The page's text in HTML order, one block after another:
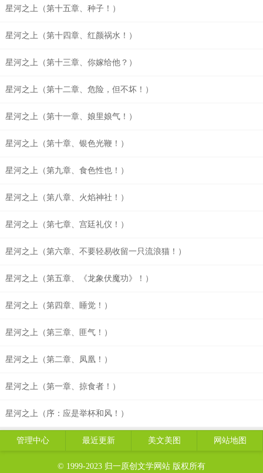
星河之上（第十五章、种子！）
星河之上（第十四章、红颜祸水！）
星河之上（第十三章、你嫁给他？）
星河之上（第十二章、危险，但不坏！）
星河之上（第十一章、娘里娘气！）
星河之上（第十章、银色光鞭！）
星河之上（第九章、食色性也！）
星河之上（第八章、火焰神社！）
星河之上（第七章、宫廷礼仪！）
星河之上（第六章、不要轻易收留一只流浪猫！）
星河之上（第五章、《龙象伏魔功》！）
星河之上（第四章、睡觉！）
星河之上（第三章、匪气！）
星河之上（第二章、凤凰！）
星河之上（第一章、掠食者！）
星河之上（序：应是举杯和风！）
管理中心 最近更新 美文美图 网站地图
© 1999-2023 归一原创文学网站 版权所有